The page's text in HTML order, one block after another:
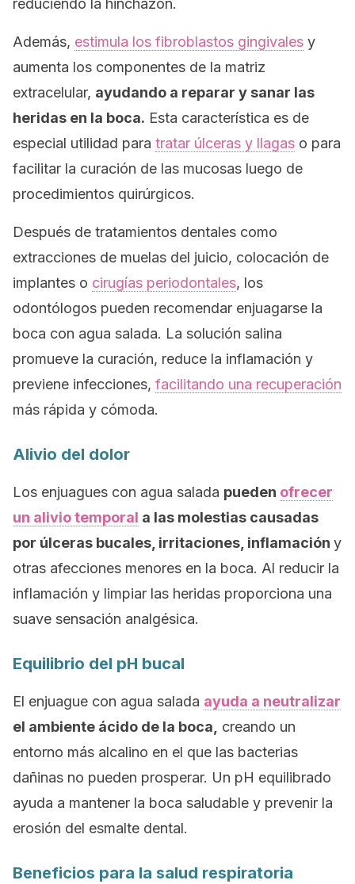
reduciendo la hinchazón.
Además, estimula los fibroblastos gingivales y
aumenta los componentes de la matriz
extracelular, ayudando a reparar y sanar las
heridas en la boca. Esta característica es de
especial utilidad para tratar úlceras y llagas o para
facilitar la curación de las mucosas luego de
procedimientos quirúrgicos.
Después de tratamientos dentales como
extracciones de muelas del juicio, colocación de
implantes o cirugías periodontales, los
odontólogos pueden recomendar enjuagarse la
boca con agua salada. La solución salina
promueve la curación, reduce la inflamación y
previene infecciones, facilitando una recuperación
más rápida y cómoda.
Alivio del dolor
Los enjuagues con agua salada pueden ofrecer
un alivio temporal a las molestias causadas
por úlceras bucales, irritaciones, inflamación y
otras afecciones menores en la boca. Al reducir la
inflamación y limpiar las heridas proporciona una
suave sensación analgésica.
Equilibrio del pH bucal
El enjuague con agua salada ayuda a neutralizar
el ambiente ácido de la boca,
creando un
entorno más alcalino en el que las bacterias
dañinas no pueden prosperar. Un pH equilibrado
ayuda a mantener la boca saludable y prevenir la
erosión del esmalte dental.
Beneficios para la salud respiratoria